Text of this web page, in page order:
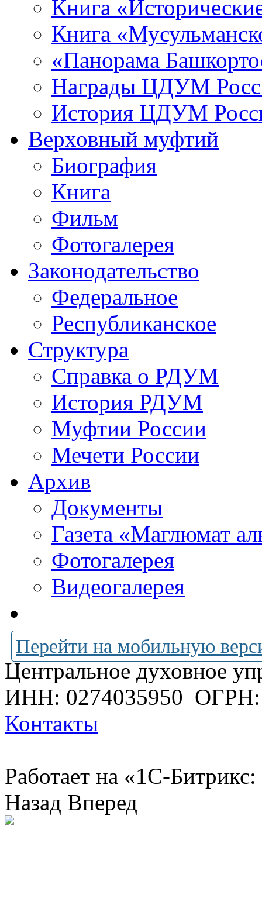
Книга
Книга
«Панорама
Награды ЦДУМ
История ЦДУМ
Верховный муфтий
Биография
Книга
Фильм
Фотогалерея
Законодательство
Федеральное
Республиканское
Структура
Справка о РДУМ
История РДУМ
Муфтии России
Мечети России
Архив
Документы
Газета «Маглюмат
Фотогалерея
Видеогалерея
Перейти на мобильную
Центральное духовное
ИНН: 0274035950 ОГРН:
Контакты
Работает на «1С-
Назад Вперед